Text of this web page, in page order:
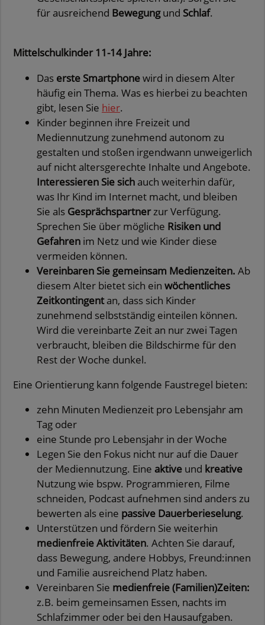
für ausreichend Bewegungund Schlaf.
Mittelschulkinder 11-14 Jahre:
Das erste Smartphonewird in diesem Alter
häufig ein Thema. Was es hierbei zu beachten
gibt, lesen Sie hier.
Kinder beginnen ihre Freizeit und
Mediennutzung zunehmend autonom zu
gestalten und stoßen irgendwann unweigerlich
auf nicht altersgerechte Inhalte und Angebote.
Interessieren Sie sich auch weiterhin dafür,
was Ihr Kind im Internet macht, und bleiben
Sie als Gesprächspartnerzur Verfügung.
Sprechen Sie über mögliche Risiken und
Gefahren im Netz und wie Kinder diese
vermeiden können.
Vereinbaren Sie gemeinsam Medienzeiten. Ab
diesem Alter bietet sich ein wöchentliches
Zeitkontingentan, dass sich Kinder
zunehmend selbstständig einteilen können.
Wird die vereinbarte Zeit an nur zwei Tagen
verbraucht, bleiben die Bildschirme für den
Rest der Woche dunkel.
Eine Orientierung kann folgende Faustregel bieten:
zehn Minuten Medienzeit pro Lebensjahr am
Tag oder
eine Stunde pro Lebensjahr in der Woche
Legen Sie den Fokus nicht nur auf die Dauer
der Mediennutzung. Eine aktive und kreative
Nutzung wie bspw. Programmieren, Filme
schneiden, Podcast aufnehmen sind anders zu
bewerten als eine passive Dauerberieselung.
Unterstützen und fördern Sie weiterhin
medienfreie Aktivitäten. Achten Sie darauf,
dass Bewegung, andere Hobbys, Freund:innen
und Familie ausreichend Platz haben.
Vereinbaren Sie medienfreie (Familien)Zeiten:
z.B. beim gemeinsamen Essen, nachts im
Schlafzimmer oder bei den Hausaufgaben.